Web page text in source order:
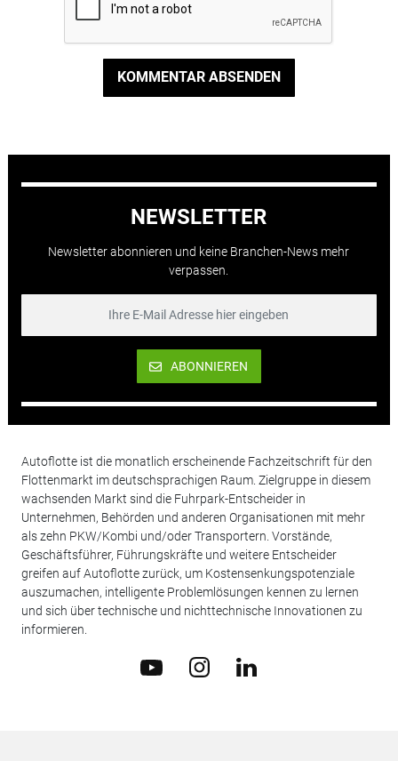
KOMMENTAR ABSENDEN
NEWSLETTER
Newsletter abonnieren und keine Branchen-News mehr
verpassen.
ABONNIEREN
Autoflotte ist die monatlich erscheinende Fachzeitschrift für den
Flottenmarkt im deutschsprachigen Raum. Zielgruppe in diesem
wachsenden Markt sind die Fuhrpark-Entscheider in
Unternehmen, Behörden und anderen Organisationen mit mehr
als zehn PKW/Kombi und/oder Transportern. Vorstände,
Geschäftsführer, Führungskräfte und weitere Entscheider
greifen auf Autoflotte zurück, um Kostensenkungspotenziale
auszumachen, intelligente Problemlösungen kennen zu lernen
und sich über technische und nichttechnische Innovationen zu
informieren.